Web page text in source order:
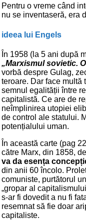
Pentru o vreme când
nu se inventaseră, era
ideea lui Engels
În 1958 (la 5 ani după
„Marxismul sovietic.
vorbă despre Gulag,
teroare. Dar face multă
semnul egalității între
capitalistă. Ce are de
neîmplinirea utopiei
de control ale statului.
potențialului uman.
În această carte (pag
către Marx, din 1858,
va da esența
din anii 60 încolo.
comuniste, purtătorul
„gropar al
s-ar fi dovedit a nu fi
resemnat să fie doar
capitaliste.